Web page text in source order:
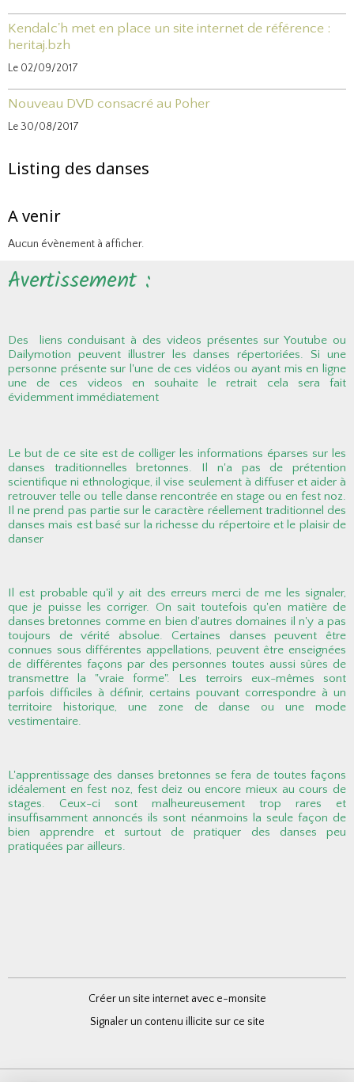
Kendalc'h met en place un site internet de référence :
heritaj.bzh
Le 02/09/2017
Nouveau DVD consacré au Poher
Le 30/08/2017
Listing des danses
A venir
Aucun évènement à afficher.
Avertissement :
Des liens conduisant à des videos présentes sur Youtube ou
Dailymotion peuvent illustrer les danses répertoriées. Si une
personne présente sur l'une de ces vidéos ou ayant mis en ligne
une de ces videos en souhaite le retrait cela sera fait
évidemment immédiatement
Le but de ce site est de colliger les informations éparses sur les
danses traditionnelles bretonnes. Il n'a pas de prétention
scientifique ni ethnologique, il vise seulement à diffuser et aider à
retrouver telle ou telle danse rencontrée en stage ou en fest noz.
Il ne prend pas partie sur le caractère réellement traditionnel des
danses mais est basé sur la richesse du répertoire et le plaisir de
danser
Il est probable qu'il y ait des erreurs merci de me les signaler,
que je puisse les corriger. On sait toutefois qu'en matière de
danses bretonnes comme en bien d'autres domaines il n'y a pas
toujours de vérité absolue. Certaines danses peuvent être
connues sous différentes appellations, peuvent être enseignées
de différentes façons par des personnes toutes aussi sûres de
transmettre la "vraie forme". Les terroirs eux-mêmes sont
parfois difficiles à définir, certains pouvant correspondre à un
territoire historique, une zone de danse ou une mode
vestimentaire.
L'apprentissage des danses bretonnes se fera de toutes façons
idéalement en fest noz, fest deiz ou encore mieux au cours de
stages. Ceux-ci sont malheureusement trop rares et
insuffisamment annoncés ils sont néanmoins la seule façon de
bien apprendre et surtout de pratiquer des danses peu
pratiquées par ailleurs.
Créer un site internet avec e-monsite
Signaler un contenu illicite sur ce site